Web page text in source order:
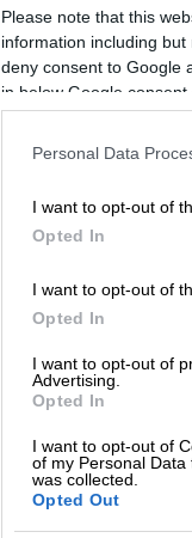
Please note that this
information including
deny consent to Google
in below Google consent
Personal Data
I want to opt-out of
Opted In
I want to opt-out of
Opted In
I want to opt-out of
Advertising.
Opted In
I want to opt-out of
of my Personal
was collected.
Opted Out